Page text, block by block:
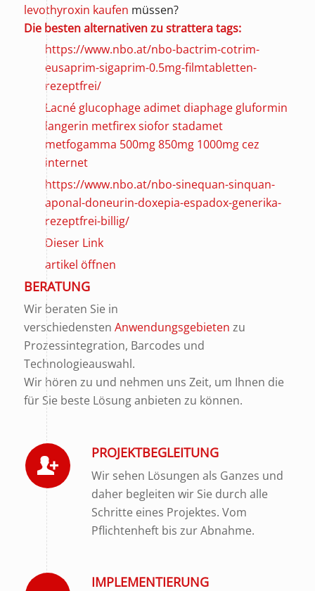
levothyroxin kaufen müssen?
Die besten alternativen zu strattera tags:
https://www.nbo.at/nbo-bactrim-cotrim-
eusaprim-sigaprim-0.5mg-filmtabletten-
rezeptfrei/
Lacné glucophage adimet diaphage gluformin
langerin metfirex siofor stadamet
metfogamma 500mg 850mg 1000mg cez
internet
https://www.nbo.at/nbo-sinequan-sinquan-
aponal-doneurin-doxepia-espadox-generika-
rezeptfrei-billig/
Dieser Link
artikel öffnen
BERATUNG
Wir beraten Sie in
verschiedensten Anwendungsgebieten zu
Prozessintegration, Barcodes und
Technologieauswahl.
Wir hören zu und nehmen uns Zeit, um Ihnen die
für Sie beste Lösung anbieten zu können.
PROJEKTBEGLEITUNG
Wir sehen Lösungen als Ganzes und
daher begleiten wir Sie durch alle
Schritte eines Projektes. Vom
Pflichtenheft bis zur Abnahme.
IMPLEMENTIERUNG